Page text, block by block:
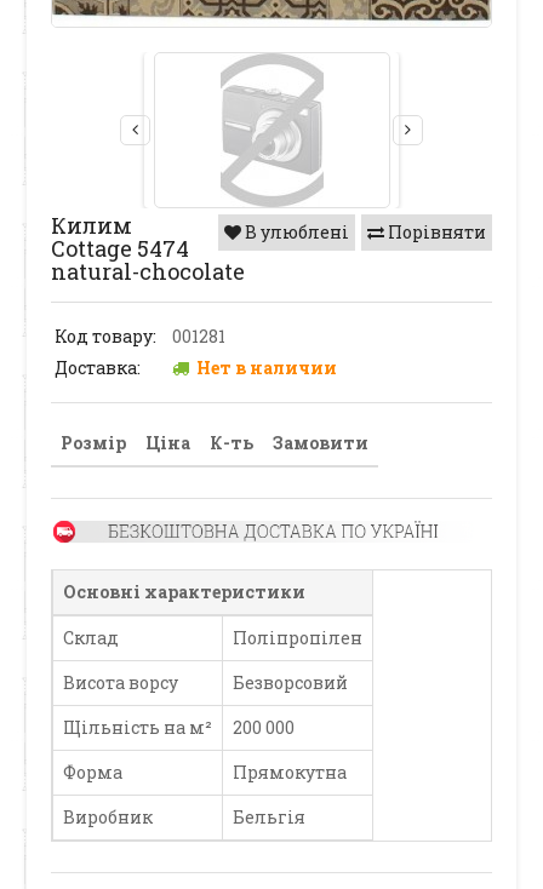
Порівняти
В улюблені
Килим
Cottage 5474
natural-chocolate
Код товару:
001281
Доставка:
Нет в наличии
Розмір Ціна К-ть Замовити
Основні характеристики
Склад
Поліпропілен
Висота ворсу
Безворсовий
Щільність на м²
200 000
Форма
Прямокутна
Виробник
Бельгія